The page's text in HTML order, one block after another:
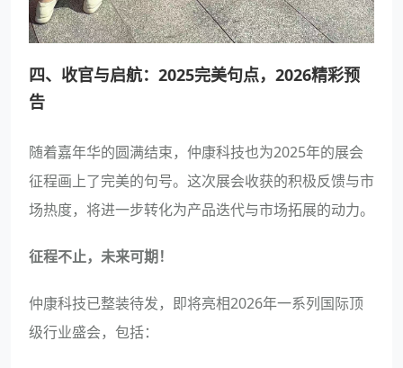
四、收官与启航：2025完美句点，2026精彩预
告
随着嘉年华的圆满结束，仲康科技也为2025年的展会
征程画上了完美的句号。这次展会收获的积极反馈与市
场热度，将进一步转化为产品迭代与市场拓展的动力。
征程不止，未来可期！
仲康科技已整装待发，即将亮相2026年一系列国际顶
级行业盛会，包括：